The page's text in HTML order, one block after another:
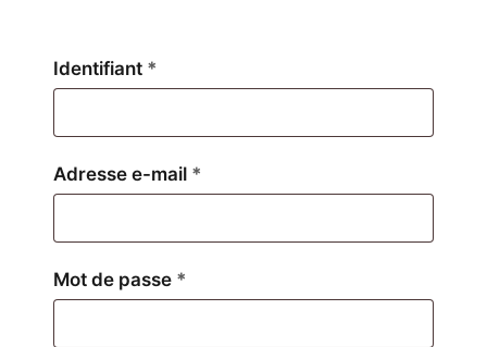
Identifiant *
Adresse e-mail *
Mot de passe *